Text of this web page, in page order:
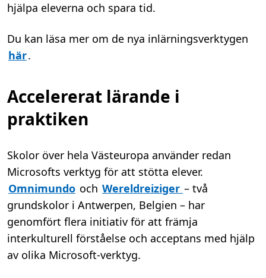
hjälpa eleverna och spara tid.
Du kan läsa mer om de nya inlärningsverktygen
här.
Accelererat lärande i
praktiken
Skolor över hela Västeuropa använder redan
Microsofts verktyg för att stötta elever.
Omnimundo och Wereldreiziger – två
grundskolor i Antwerpen, Belgien – har
genomfört flera initiativ för att främja
interkulturell förståelse och acceptans med hjälp
av olika Microsoft-verktyg.